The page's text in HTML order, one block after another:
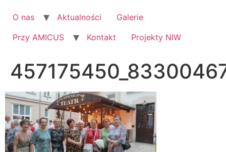
O nas Aktualności
Galerie
Przy AMICUS
Kontakt Projekty NIW